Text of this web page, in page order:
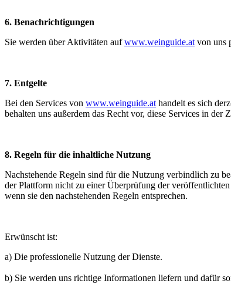
6. Benachrichtigungen
Sie werden über Aktivitäten aufwww.weinguide.at von uns
7. Entgelte
Bei den Services von www.weinguide.at handelt es sich
behalten uns außerdem das Recht vor, diese Services in
8. Regeln für die inhaltliche Nutzung
Nachstehende Regeln sind für die Nutzung verbindlich zu
der Plattform nicht zu einer Überprüfung der
wenn sie den nachstehenden Regeln entsprechen.
Erwünscht ist:
a) Die professionelle Nutzung der Dienste.
b) Sie werden uns richtige Informationen liefern und dafür